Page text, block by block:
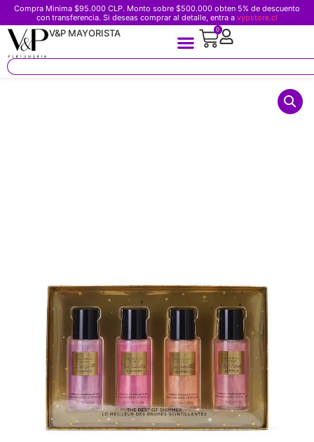
Compra Minima $95.000 CLP. Monto sobre $500.000 obten 5% de descuento
con transferencia. Si deseas comprar al detalle, entra a vypstore.cl
V&P MAYORISTA 0